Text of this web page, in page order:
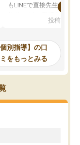
もLINEで直接先生に質問
めれるので、個人に合
いなのがあり(有料)、受
ことをどんなスケジュー
くか相談したのですが、
ち期待したものではなく
くなってきたようなので
投稿日：
別指導】の口
をもっとみる